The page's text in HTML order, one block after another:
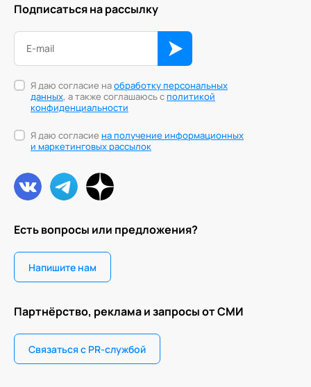
Есть вопросы или предложения?
Напишите нам
Партнёрство, реклама и запросы от СМИ
Связаться с PR-службой
Подписаться на рассылку
Я даю согласие наобработку персональных
данных, а также соглашаюсь сполитикой
конфиденциальности
Я даю согласие на получение информационных
и маркетинговых рассылок